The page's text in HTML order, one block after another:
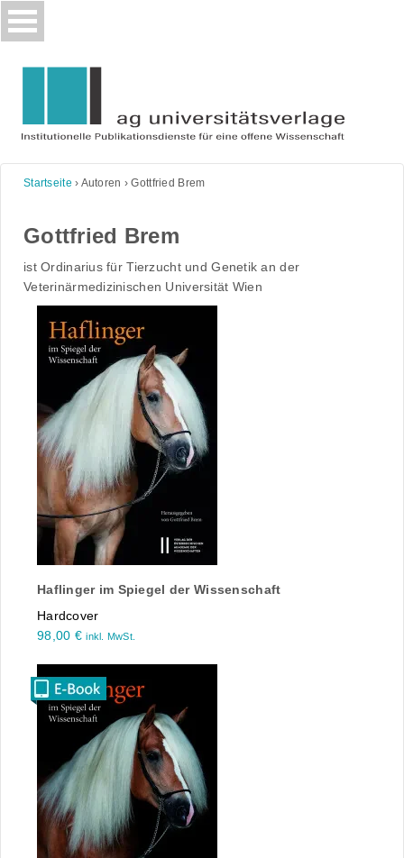
Skip
to
Startseite › Autoren ›Gottfried Brem
Gottfried Brem
ist Ordinarius für Tierzucht und Genetik an der
Veterinärmedizinischen Universität Wien
Haflinger im Spiegel der Wissenschaft
Hardcover
98,00 € inkl. MwSt.